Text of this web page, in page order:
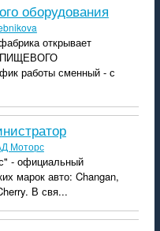
оборудования
открывает
ПИЩЕВОГО
работы сменный - с
Моторс
- официальный
марок авто: Changan,
В свя...